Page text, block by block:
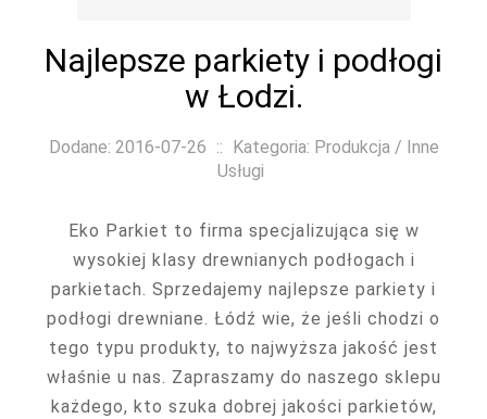
Najlepsze parkiety i podłogi
w Łodzi.
Dodane: 2016-07-26 :: Kategoria: Produkcja / Inne
Usługi
Eko Parkiet to firma specjalizująca się w
wysokiej klasy drewnianych podłogach i
parkietach. Sprzedajemy najlepsze parkiety i
podłogi drewniane. Łódź wie, że jeśli chodzi o
tego typu produkty, to najwyższa jakość jest
właśnie u nas. Zapraszamy do naszego sklepu
każdego, kto szuka dobrej jakości parkietów,